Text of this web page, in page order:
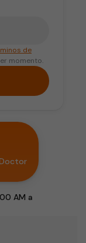
de
momento.
AM a